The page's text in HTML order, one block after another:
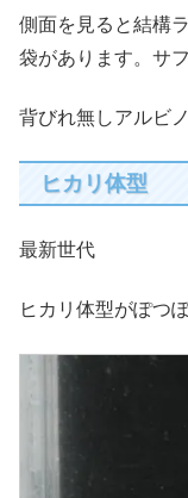
側面を見ると結構
袋があります。サ
背びれ無しアルビ
ヒカリ体型
最新世代
ヒカリ体型がぽつ